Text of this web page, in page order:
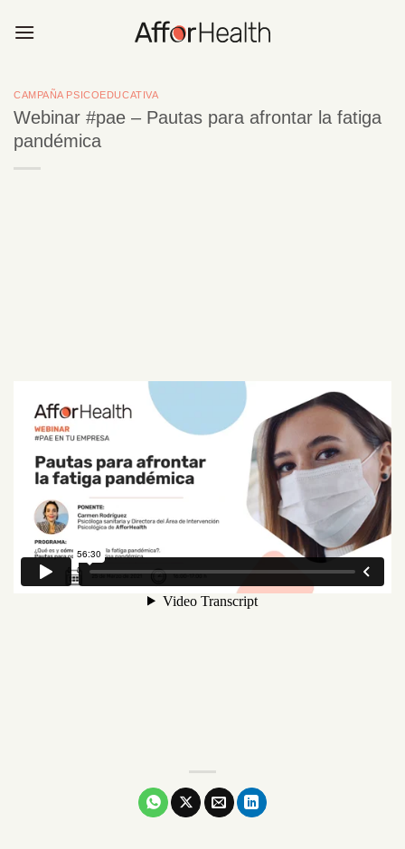
CAMPAÑA PSICOEDUCATIVA
Webinar #pae – Pautas para afrontar la fatiga
pandémica